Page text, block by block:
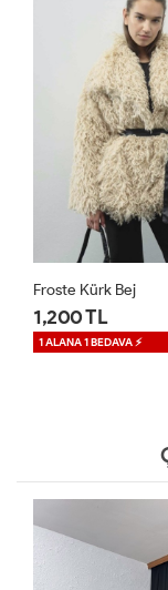
Olivo Dik Yaka
1,899 TL
1 ALANA 1 BEDAVA ⚡